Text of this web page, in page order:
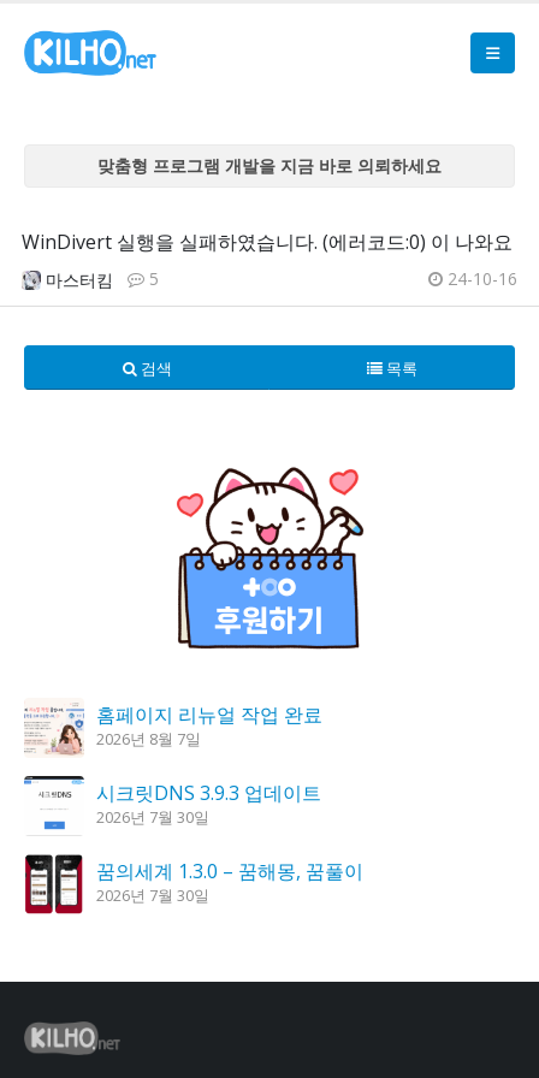
맞춤형 프로그램 개발을 지금 바로 의뢰하세요
맞춤형 프로그램 개발을 지금 바로 의뢰하세요
맞춤형 프로그램 개발을 지금 바로 의뢰하세요
WinDivert 실행을 실패하였습니다. (에러코드:0) 이 나와요
마스터킴 5 24-10-16
검색 목록
홈페이지 리뉴얼 작업 완료
2026년 8월 7일
시크릿DNS 3.9.3 업데이트
2026년 7월 30일
꿈의세계 1.3.0 – 꿈해몽, 꿈풀이
2026년 7월 30일
K플레이어 0.9.4 업데이트
2026년 7월 28일